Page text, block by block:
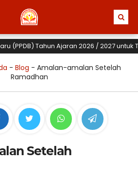
Tahun Ajaran 2026 / 2027 untuk
- Blog - Amalan-amalan Setelah
Ramadhan
Setelah